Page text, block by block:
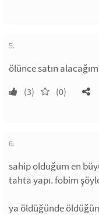
5.
ölünce satın
(3) (0)
6.
sahip olduğum en
tahta yapı. fobim
ya öldüğünde